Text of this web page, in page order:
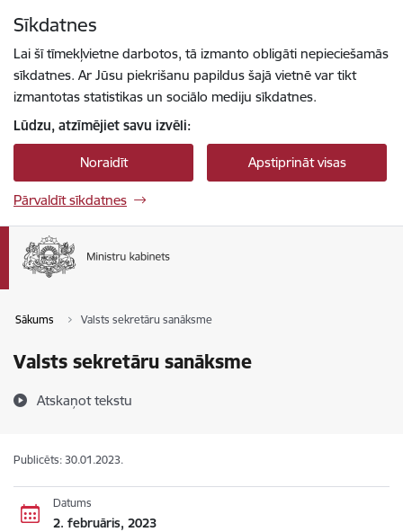
Sīkdatnes
Lai šī tīmekļvietne darbotos, tā izmanto obligāti nepieciešamās
sīkdatnes. Ar Jūsu piekrišanu papildus šajā vietnē var tikt
izmantotas statistikas un sociālo mediju sīkdatnes.
Lūdzu, atzīmējiet savu izvēli:
Noraidīt Apstiprināt visas
Pārvaldīt sīkdatnes
Sākums Valsts sekretāru sanāksme
Valsts sekretāru sanāksme
Atskaņot tekstu
Publicēts: 30.01.2023.
Datums
2. februāris, 2023